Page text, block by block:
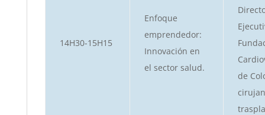
14H30-15H15
Enfoque
emprendedor:
Innovación en
el sector salud.
de